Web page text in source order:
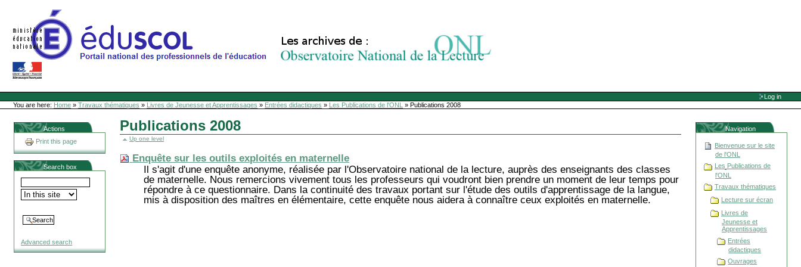
Site Web de l'ONL
Sections
Personal
tools
Log in
You are here: Home » Travaux thématiques » Livres de Jeunesse et Apprentissages » Entrées didactiques » Les Publications de l'ONL »Publications 2008
Actions
Print this page
Search box
Advanced search
Publications 2008
Up one level
Enquête sur les outils exploités en maternelle
Il s'agit d'une enquête anonyme, réalisée par l'Observatoire national de la lecture, auprès des enseignants des classes
de maternelle. Nous remercions vivement tous les professeurs qui voudront bien prendre un moment de leur temps pour
répondre à ce questionnaire. Dans la continuité des travaux portant sur l'étude des outils d'apprentissage de la langue,
mis à disposition des maîtres en élémentaire, cette enquête nous aidera à connaître ceux exploités en maternelle.
Navigation
Bienvenue sur le site
de l'ONL
Les Publications de
l'ONL
Travaux thématiques
Lecture sur écran
Livres de
Jeunesse et
Apprentissages
Entrées
didactiques
Ouvrages